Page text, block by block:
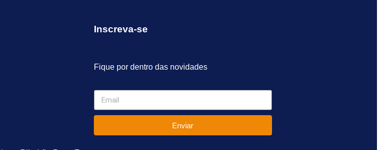
Inscreva-se
Fique por dentro das novidades
Enviar